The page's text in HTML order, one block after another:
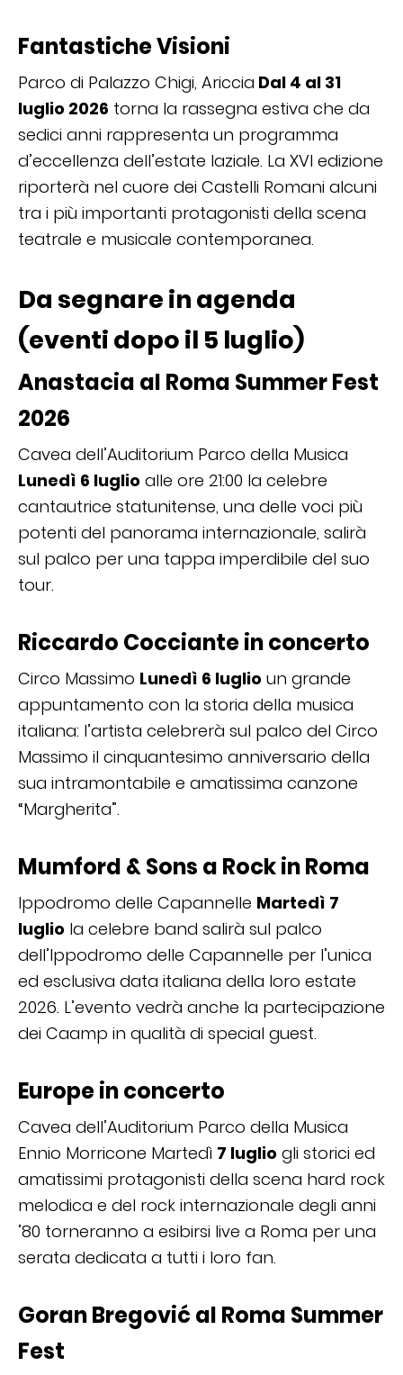
Fantastiche Visioni
Parco di Palazzo Chigi, Ariccia Dal 4 al 31
luglio 2026 torna la rassegna estiva che da
sedici anni rappresenta un programma
d’eccellenza dell’estate laziale. La XVI edizione
riporterà nel cuore dei Castelli Romani alcuni
tra i più importanti protagonisti della scena
teatrale e musicale contemporanea.
Da segnare in agenda
(eventi dopo il 5 luglio)
Anastacia al Roma Summer Fest
2026
Cavea dell’Auditorium Parco della Musica
Lunedì 6 luglio alle ore 21:00 la celebre
cantautrice statunitense, una delle voci più
potenti del panorama internazionale, salirà
sul palco per una tappa imperdibile del suo
tour.
Riccardo Cocciante in concerto
Circo Massimo Lunedì 6 luglio un grande
appuntamento con la storia della musica
italiana: l’artista celebrerà sul palco del Circo
Massimo il cinquantesimo anniversario della
sua intramontabile e amatissima canzone
“Margherita”.
Mumford & Sons a Rock in Roma
Ippodromo delle Capannelle Martedì 7
luglio la celebre band salirà sul palco
dell’Ippodromo delle Capannelle per l’unica
ed esclusiva data italiana della loro estate
2026. L’evento vedrà anche la partecipazione
dei Caamp in qualità di special guest.
Europe in concerto
Cavea dell’Auditorium Parco della Musica
Ennio Morricone Martedì 7 luglio gli storici ed
amatissimi protagonisti della scena hard rock
melodica e del rock internazionale degli anni
’80 torneranno a esibirsi live a Roma per una
serata dedicata a tutti i loro fan.
Goran Bregović al Roma Summer
Fest